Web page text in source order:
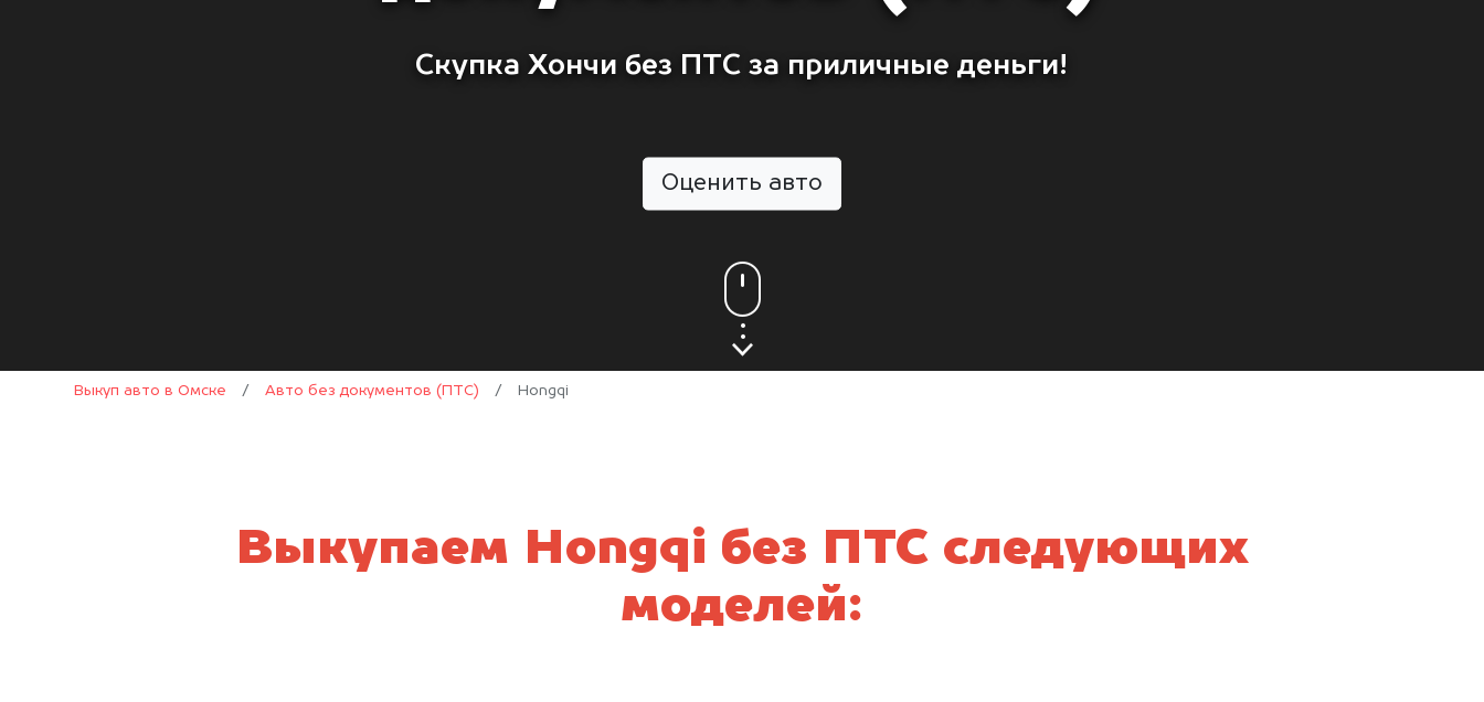
Скупка Хончи без ПТС за приличные деньги!
Оценить авто
Выкуп авто в Омске / Авто без документов (ПТС) / Hongqi
Выкупаем Hongqi без ПТС следующих
моделей: